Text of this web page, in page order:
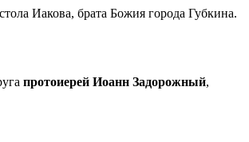
Иакова, брата Божия города Губкина.
протоиерей Иоанн Задорожный,